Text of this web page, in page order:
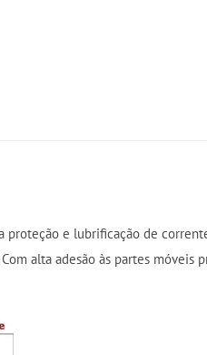
e lubrificação de
alta adesão às partes móveis